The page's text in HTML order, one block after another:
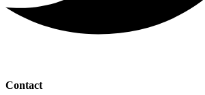
Contact